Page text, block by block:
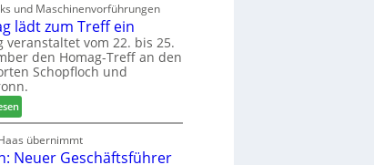
und Maschinenvorführungen
lädt zum Treff ein
veranstaltet vom 22. bis 25.
den Homag-Treff an den
Schopfloch und
:
H
o
m
übernimmt
Neuer Geschäftsführer